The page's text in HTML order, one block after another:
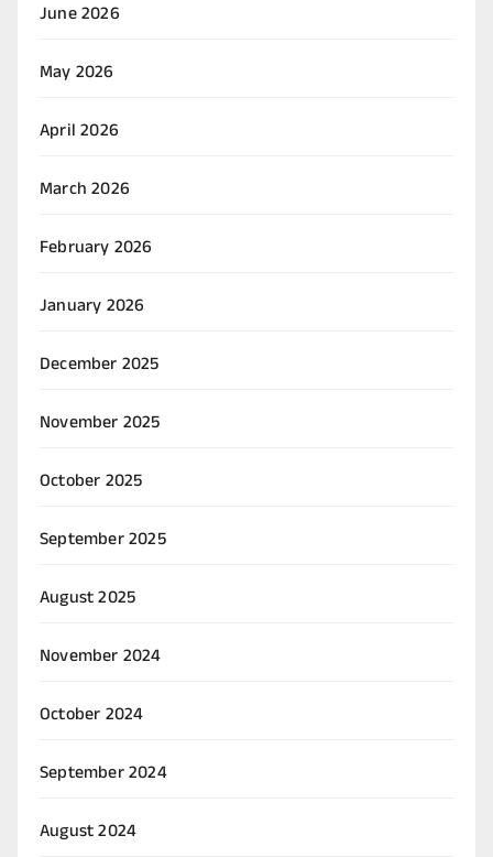
June 2026
May 2026
April 2026
March 2026
February 2026
January 2026
December 2025
November 2025
October 2025
September 2025
August 2025
November 2024
October 2024
September 2024
August 2024